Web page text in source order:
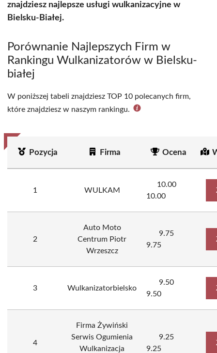
znajdziesz najlepsze usługi wulkanizacyjne w
Bielsku-Białej.
Porównanie Najlepszych Firm w
Rankingu Wulkanizatorów w Bielsku-
białej
W poniższej tabeli znajdziesz TOP 10 polecanych firm,
które znajdziesz w naszym rankingu.
Pozycja Firma Ocena
1 WULKAM
10.00
10.00
2
Auto Moto
Centrum Piotr
Wrzeszcz
9.75
9.75
3 Wulkanizatorbielsko
9.50
9.50
4
Firma Żywiński
Serwis Ogumienia
Wulkanizacja
9.25
9.25